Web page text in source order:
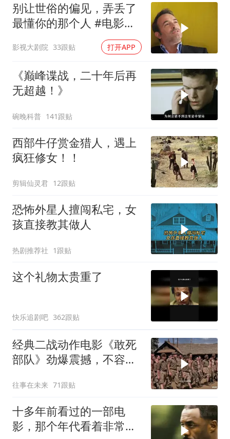
别让世俗的偏见，弄丢了
最懂你的那个人 #电影解
影视大剧院 33跟贴 打开APP
《巅峰谍战，二十年后再
无超越！》
碗晚科普 141跟贴
西部牛仔赏金猎人，遇上
疯狂修女！！
剪辑仙灵君 12跟贴
恐怖外星人擅闯私宅，女
孩直接教其做人
热剧推荐社 1跟贴
这个礼物太贵重了
快乐追剧吧 362跟贴
经典二战动作电影《敢死
部队》劲爆震撼，不容错
往事在未来 71跟贴
十多年前看过的一部电
影，那个年代看着非常劲